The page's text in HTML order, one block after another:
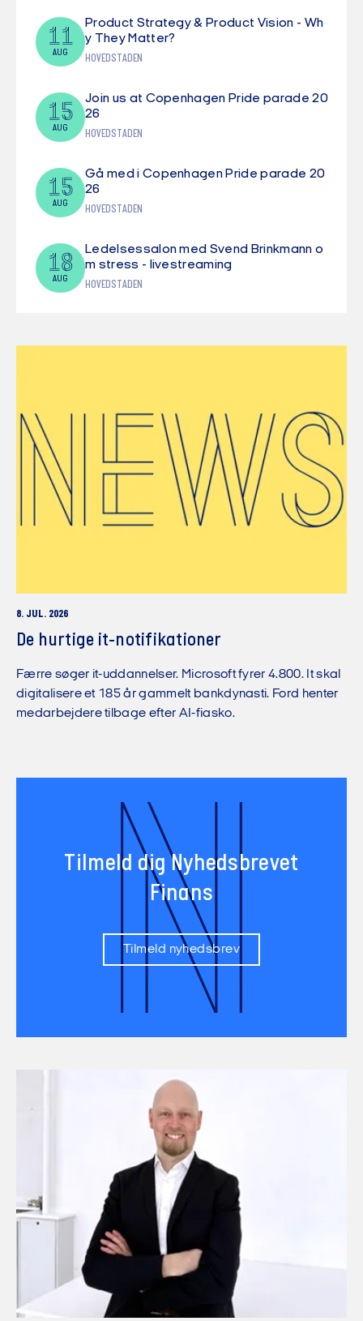
11
AUG
Product Strategy & Product Vision - Wh
y They Matter?
HOVEDSTADEN
15
AUG
Join us at Copenhagen Pride parade 20
26
HOVEDSTADEN
15
AUG
Gå med i Copenhagen Pride parade 20
26
HOVEDSTADEN
18
AUG
Ledelsessalon med Svend Brinkmann o
m stress - livestreaming
HOVEDSTADEN
8. JUL. 2026
De hurtige it-notifikationer
Færre søger it-uddannelser. Microsoft fyrer 4.800. It skal
digitalisere et 185 år gammelt bankdynasti. Ford henter
medarbejdere tilbage efter AI-fiasko.
N
Tilmeld dig Nyhedsbrevet
Finans
Tilmeld nyhedsbrev